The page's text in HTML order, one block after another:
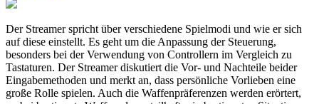
Der Streamer spricht über verschiedene Spielmodi und wie er sich
auf diese einstellt. Es geht um die Anpassung der Steuerung,
besonders bei der Verwendung von Controllern im Vergleich zu
Tastaturen. Der Streamer diskutiert die Vor- und Nachteile beider
Eingabemethoden und merkt an, dass persönliche Vorlieben eine
große Rolle spielen. Auch die Waffenpräferenzen werden erörtert,